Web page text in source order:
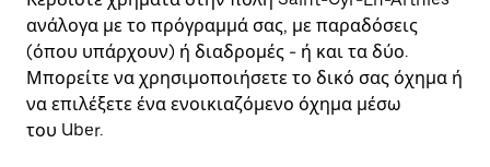
ανάλογα με το πρόγραμμά σας, με παραδόσεις
(όπου υπάρχουν) ή διαδρομές - ή και τα δύο.
Μπορείτε να χρησιμοποιήσετε το δικό σας όχημα ή
να επιλέξετε ένα ενοικιαζόμενο όχημα μέσω
του Uber.